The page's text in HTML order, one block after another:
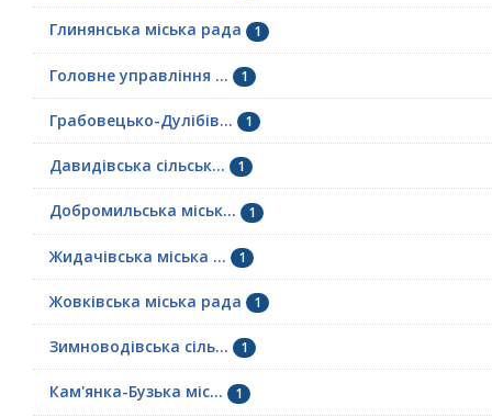
Глинянська міська рада 1
Головне управління ... 1
Грабовецько-Дулібів... 1
Давидівська сільськ... 1
Добромильська міськ... 1
Жидачівська міська ... 1
Жовківська міська рада 1
Зимноводівська сіль... 1
Кам'янка-Бузька міс... 1